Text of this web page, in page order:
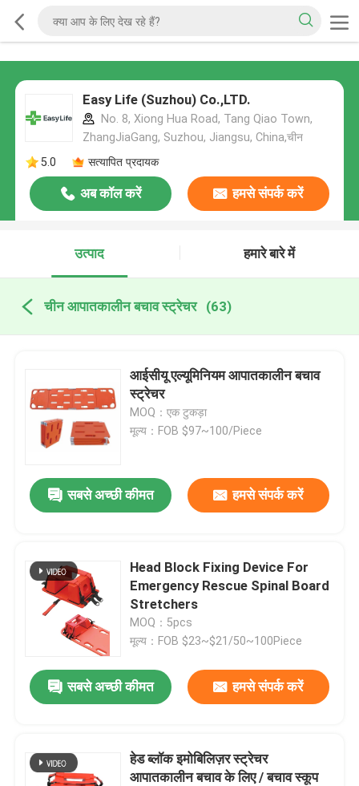
Easy Life (Suzhou) Co.,LTD.
No. 8, Xiong Hua Road, Tang Qiao Town,
ZhangJiaGang, Suzhou, Jiangsu, China,चीन
5.0
सत्यापित प्रदायक
अब कॉल करें हमसे संपर्क करें
उत्पाद हमारे बारे में
चीन आपातकालीन बचाव स्ट्रेचर (63)
आईसीयू एल्यूमिनियम आपातकालीन बचाव
स्ट्रेचर
MOQ：एक टुकड़ा
मूल्य：FOB $97~100/Piece
सबसे अच्छी कीमत हमसे संपर्क करें
Head Block Fixing Device For
Emergency Rescue Spinal Board
Stretchers
MOQ：5pcs
मूल्य：FOB $23~$21/50~100Piece
सबसे अच्छी कीमत हमसे संपर्क करें
हेड ब्लॉक इमोबिलिज़र स्ट्रेचर
आपातकालीन बचाव के लिए / बचाव स्कूप